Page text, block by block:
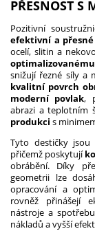
PŘESNOST
Pozitivní
efektivní a
ocelí, slitin a
snižují řezné síly a
kvalitní povrch
moderní povlak,
abrazi a teplotním
produkci s
Tyto destičky jsou
přičemž poskytují
obrábění. Díky
geometrii lze
opracování a
rovněž přinášejí
nástroje a
nákladů a vyšší